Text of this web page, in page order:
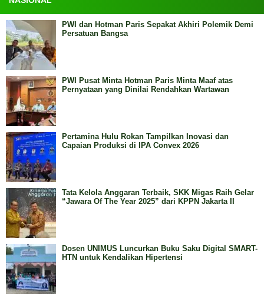
PWI dan Hotman Paris Sepakat Akhiri Polemik Demi
Persatuan Bangsa
PWI Pusat Minta Hotman Paris Minta Maaf atas
Pernyataan yang Dinilai Rendahkan Wartawan
Pertamina Hulu Rokan Tampilkan Inovasi dan
Capaian Produksi di IPA Convex 2026
Tata Kelola Anggaran Terbaik, SKK Migas Raih Gelar
“Jawara Of The Year 2025” dari KPPN Jakarta II
Dosen UNIMUS Luncurkan Buku Saku Digital SMART-
HTN untuk Kendalikan Hipertensi